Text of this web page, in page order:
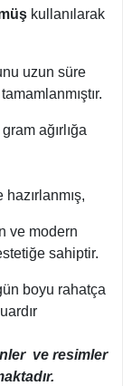
kullanılarak
uzun süre
ağırlığa
ve modern
sahiptir.
boyu rahatça
ve resimler